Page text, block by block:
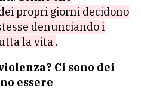
propri giorni decidono
denunciando i
la vita .
Ci sono dei
essere